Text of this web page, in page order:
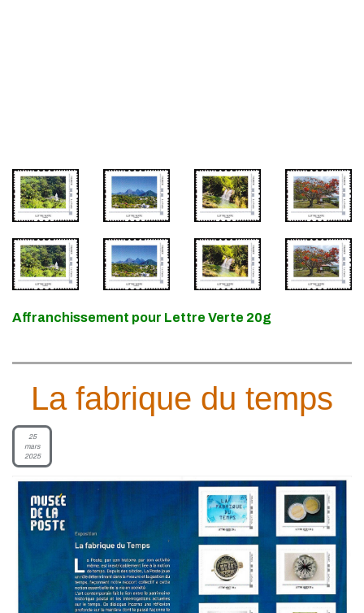
Affranchissement pour Lettre Verte 20g
La fabrique du temps
25
mars
2025